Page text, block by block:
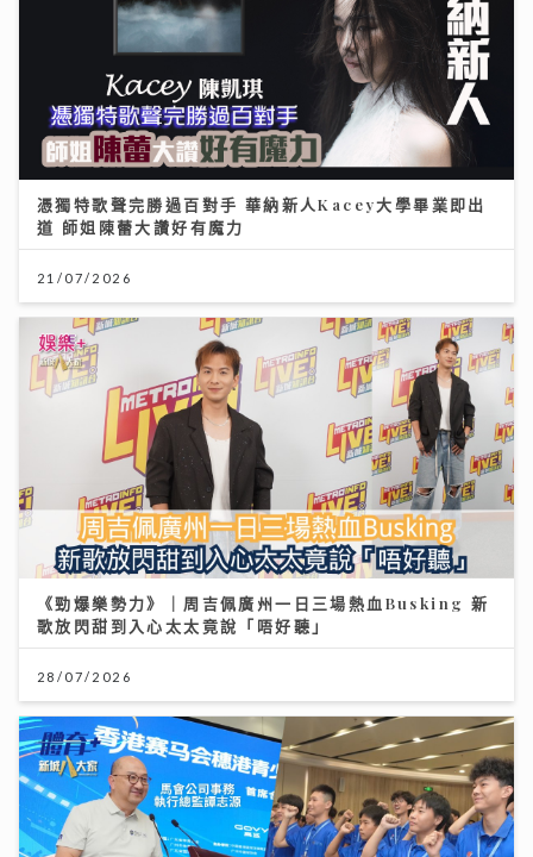
憑獨特歌聲完勝過百對手 華納新人Kacey大學畢業即出
道 師姐陳蕾大讚好有魔力
21/07/2026
《勁爆樂勢力》｜周吉佩廣州一日三場熱血Busking 新
歌放閃甜到入心太太竟說「唔好聽」
28/07/2026